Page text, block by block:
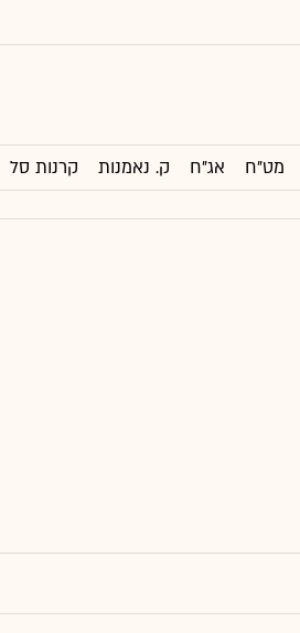
מט"ח אג"ח ק. נאמנות קרנות סל